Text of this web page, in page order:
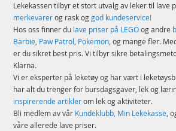
American Tourister
Lekekassen tilbyr et stort utvalg av leker til lave
merkevarerog rask oggod kundeservice!
Hos oss finner du lave priser på LEGOog andre
Barbie, Paw Patrol, Pokemon, og mange fler.
er du sikret best pris. Vi tilbyr sikre
Klarna.
Vi er eksperter på leketøy og har vært i
har alt du trenger for bursdagsgaver, lek og
inspirerende artiklerom lek og aktiviteter.
Bli medlem av vår Kundeklubb, Min Lekekasse,
våre allerede lave priser.